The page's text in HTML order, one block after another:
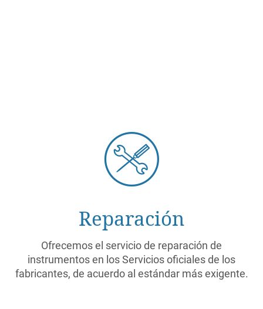
Reparación
Ofrecemos el servicio de reparación de
instrumentos en los Servicios oficiales de los
fabricantes, de acuerdo al estándar más exigente.